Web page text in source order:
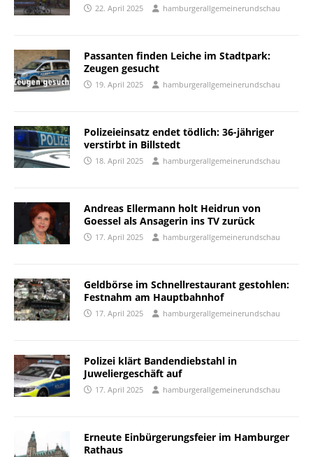
22. April 2025 hamburgerallgemeinerundschau
Passanten finden Leiche im Stadtpark:
Zeugen gesucht
19. April 2025 hamburgerallgemeinerundschau
Polizeieinsatz endet tödlich: 36-jähriger
verstirbt in Billstedt
18. April 2025 hamburgerallgemeinerundschau
Andreas Ellermann holt Heidrun von
Goessel als Ansagerin ins TV zurück
17. April 2025 hamburgerallgemeinerundschau
Geldbörse im Schnellrestaurant gestohlen:
Festnahm am Hauptbahnhof
17. April 2025 hamburgerallgemeinerundschau
Polizei klärt Bandendiebstahl in
Juweliergeschäft auf
17. April 2025 hamburgerallgemeinerundschau
Erneute Einbürgerungsfeier im Hamburger
Rathaus